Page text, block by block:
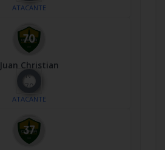
ATACANTE
Juan Christian
Nº
70
ATACANTE